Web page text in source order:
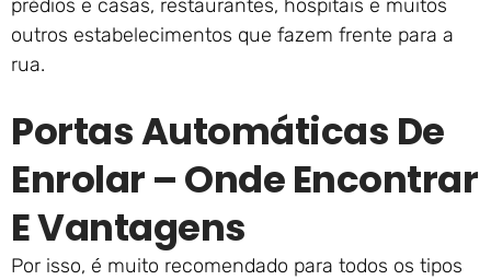
prédios e casas, restaurantes, hospitais e muitos
outros estabelecimentos que fazem frente para a
rua.
Portas Automáticas De
Enrolar – Onde Encontrar
E Vantagens
Por isso, é muito recomendado para todos os tipos